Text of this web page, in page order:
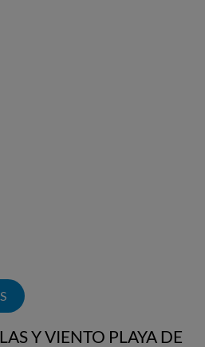
Y VIENTO PLAYA DE